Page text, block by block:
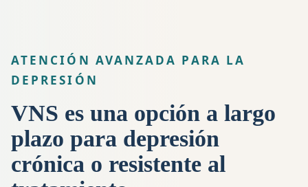
ATENCIÓN AVANZADA PARA LA
DEPRESIÓN
VNS es una opción a largo
plazo para depresión
crónica o resistente al